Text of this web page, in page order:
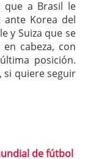
que a Brasil le
Korea del
y Suiza que se
cabeza, con
posición.
si quiere seguir
de fútbol